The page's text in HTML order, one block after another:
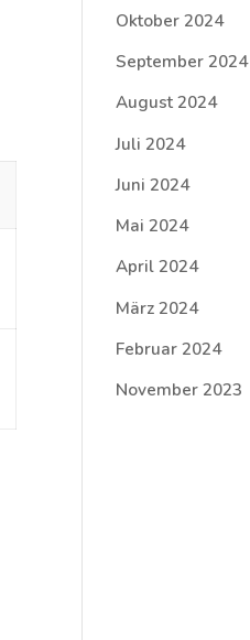
Oktober 2024
September 2024
August 2024
Juli 2024
Juni 2024
Mai 2024
April 2024
März 2024
Februar 2024
November 2023